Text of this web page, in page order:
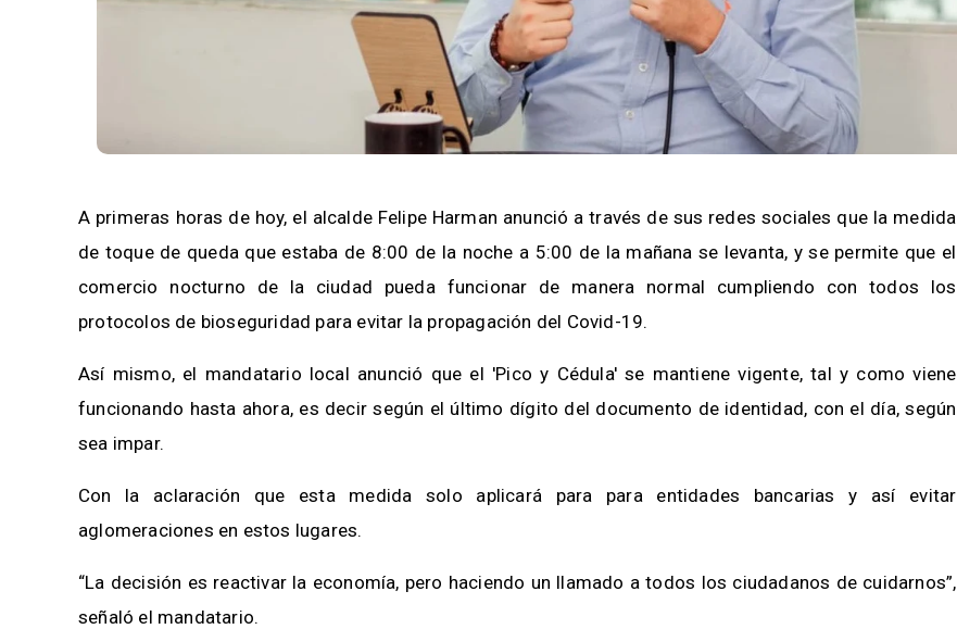
A primeras horas de hoy, el alcalde Felipe Harman anunció a través de sus redes sociales que la medida
de toque de queda que estaba de 8:00 de la noche a 5:00 de la mañana se levanta, y se permite que el
comercio nocturno de la ciudad pueda funcionar de manera normal cumpliendo con todos los
protocolos de bioseguridad para evitar la propagación del Covid-19.
Así mismo, el mandatario local anunció que el 'Pico y Cédula' se mantiene vigente, tal y como viene
funcionando hasta ahora, es decir según el último dígito del documento de identidad, con el día, según
sea impar.
Con la aclaración que esta medida solo aplicará para para entidades bancarias y así evitar
aglomeraciones en estos lugares.
“La decisión es reactivar la economía, pero haciendo un llamado a todos los ciudadanos de cuidarnos”,
señaló el mandatario.